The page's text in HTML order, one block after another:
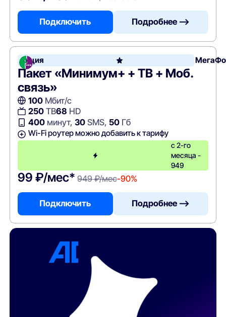
Подключить Подробнее —>
Акция
Пакет «Минимум+ + ТВ + Моб.
связь»
100Мбит/с
250ТВ68 HD
400минут, 30SMS, 50Гб
Wi-Fi роутер можно добавить к тарифу
с 2-го
месяца -
949
99 ₽/мес* 949 ₽/мес-90%
Подключить Подробнее —>